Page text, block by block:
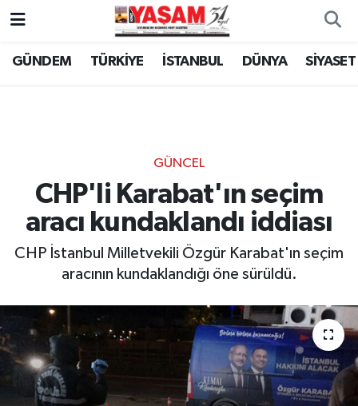
GÜNDEM TÜRKİYE İSTANBUL DÜNYA SİYASET
GÜNCEL
CHP'li Karabat'ın seçim
aracı kundaklandı iddiası
CHP İstanbul Milletvekili Özgür Karabat'ın seçim
aracının kundaklandığı öne sürüldü.